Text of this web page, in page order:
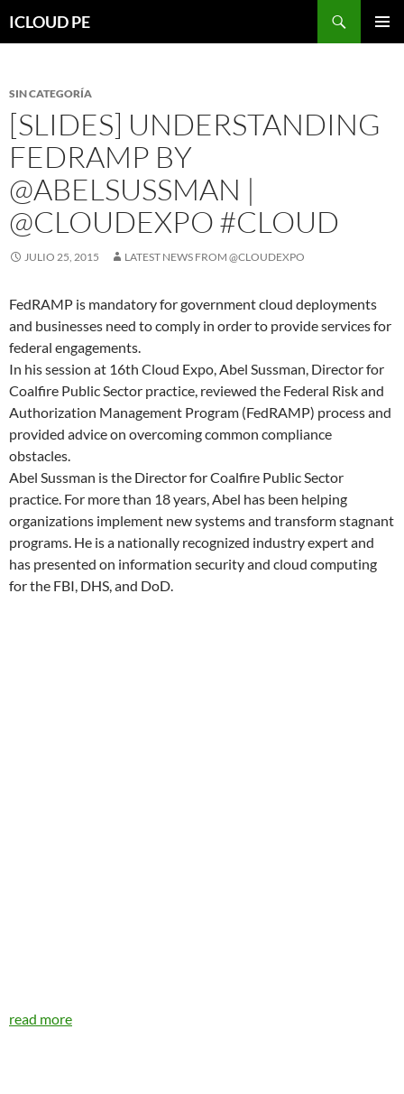
hacia
ICLOUD PE
SIN CATEGORÍA
[SLIDES] UNDERSTANDING
FEDRAMP BY
@ABELSUSSMAN |
@CLOUDEXPO #CLOUD
JULIO 25, 2015 LATEST NEWS FROM @CLOUDEXPO
FedRAMP is mandatory for government cloud deployments
and businesses need to comply in order to provide services for
federal engagements.
In his session at 16th Cloud Expo, Abel Sussman, Director for
Coalfire Public Sector practice, reviewed the Federal Risk and
Authorization Management Program (FedRAMP) process and
provided advice on overcoming common compliance
obstacles.
Abel Sussman is the Director for Coalfire Public Sector
practice. For more than 18 years, Abel has been helping
organizations implement new systems and transform stagnant
programs. He is a nationally recognized industry expert and
has presented on information security and cloud computing
for the FBI, DHS, and DoD.
read more